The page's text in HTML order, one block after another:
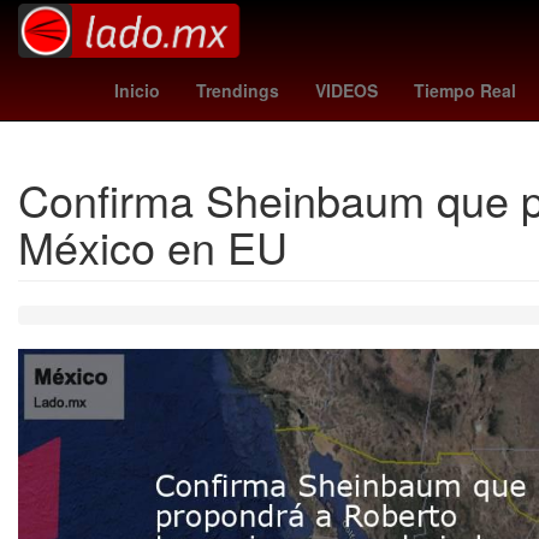
Inicio Trendings VIDEOS Tiempo Real
ronald araújo cooper hoffman
Confirma Sheinbaum que
México en EU